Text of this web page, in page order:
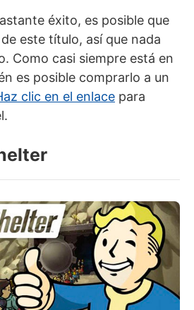
éxito, es posible que
este título, así que nada
Como casi siempre está en
es posible comprarlo a un
clic en el enlace para